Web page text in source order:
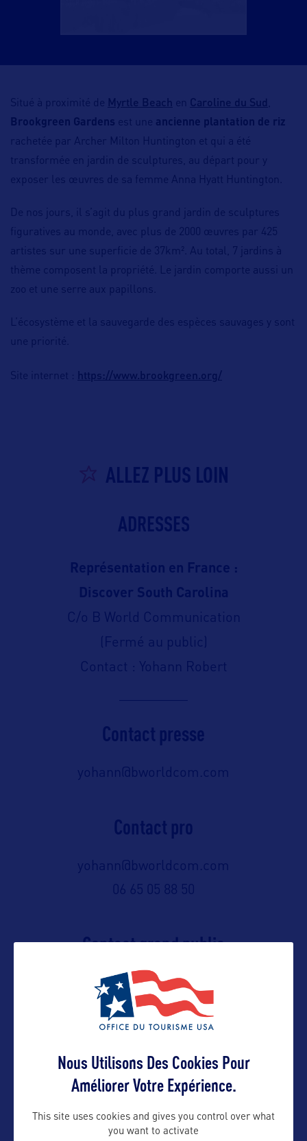
Situé à proximité de Myrtle Beach en Caroline du Sud
Brookgreen Gardens est une ancienne plantation de riz
rachetée par Archer Milton Huntington et qui a été
transformée en jardin de sculptures, au départ pour y
exposer les œuvres de sa femme Anna Hyatt Huntington.
De nos jours, il s’agit du plus grand jardin de sculptures
figuratives au monde, avec plus de 2000 œuvres par 425
artistes sur une superficie de 37km². Au total, 7 jardins à
thème composent la propriété. Le jardin comporte aussi un
zoo et une serre aux papillons.
L’écosystème et la sauvegarde des espèces sauvages y sont
une priorité.
Site internet : https://www.brookgreen.org/
ALLEZ PLUS LOIN
ADRESSES
Représentation en France :
Discover South Carolina
C/o B World Communication
(Fermé au public)
Contact : Yohann Robert
Contact presse
yohann@bworldcom.com
Contact pro
yohann@bworldcom.com
06 65 05 88 50
Contact grand public
yohann@bworldcom.com
Suivre
Nous Utilisons Des Cookies Pour
Améliorer Votre Expérience.
This site uses cookies and gives you control over what
you want to activate